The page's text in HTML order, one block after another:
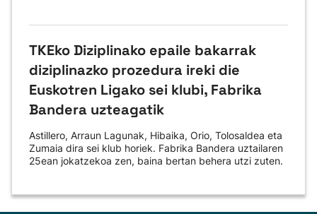
TKEko Diziplinako epaile bakarrak
diziplinazko prozedura ireki die
Euskotren Ligako sei klubi, Fabrika
Bandera uzteagatik
Astillero, Arraun Lagunak, Hibaika, Orio, Tolosaldea eta
Zumaia dira sei klub horiek. Fabrika Bandera uztailaren
25ean jokatzekoa zen, baina bertan behera utzi zuten.